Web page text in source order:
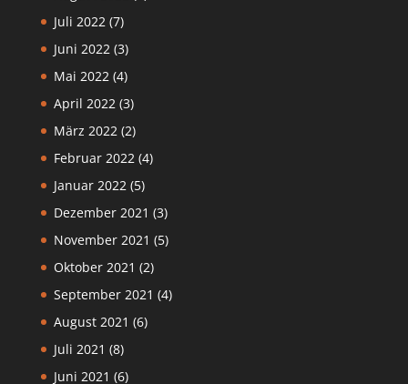
Juli 2022(7)
Juni 2022(3)
Mai 2022(4)
April 2022(3)
März 2022(2)
Februar 2022(4)
Januar 2022(5)
Dezember 2021 (3)
November 2021 (5)
Oktober 2021 (2)
September 2021 (4)
August 2021 (6)
Juli 2021 (8)
Juni 2021 (6)